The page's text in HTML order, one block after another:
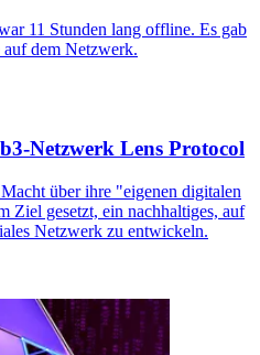
11 Stunden lang offline. Es gab
auf dem Netzwerk.
Netzwerk Lens Protocol
über ihre "eigenen digitalen
Ziel gesetzt, ein nachhaltiges, auf
Netzwerk zu entwickeln.